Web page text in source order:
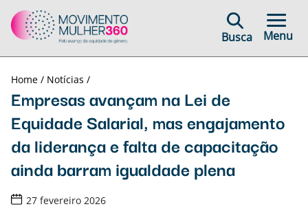
Busca Menu
Home / Notícias /
Empresas avançam na Lei de
Equidade Salarial, mas engajamento
da liderança e falta de capacitação
ainda barram igualdade plena
27 fevereiro 2026